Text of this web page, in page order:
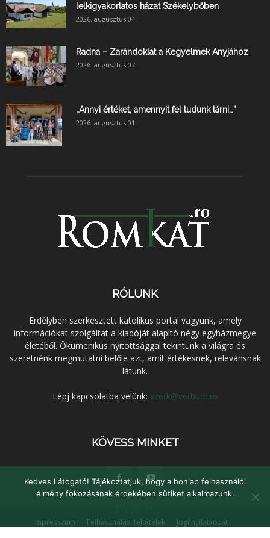
lelkigyakorlatos házat Székelybőben
2026. augusztus 04.
Radna – Zarándoklat a Kegyelmek Anyjához
2026. augusztus 07.
„Annyi értéket, amennyit fel tudunk tárni…”
2026. augusztus 01.
RÓLUNK
Erdélyben szerkesztett katolikus portál vagyunk, amely
információkat szolgáltat a kiadóját alapító négy egyházmegye
életéből. Ökumenikus nyitottsággal tekintünk a világra és
szeretnénk megmutatni belőle azt, amit értékesnek, relevánsnak
látunk.
Lépj kapcsolatba velünk: szerk@verbum.ro
KÖVESS MINKET
Impresszum Felhasználási feltételek
Jogi nyilatkozat
Kedves Látogató! Tájékoztatjuk, hogy a honlap felhasználói
élmény fokozásának érdekében sütiket alkalmazunk.